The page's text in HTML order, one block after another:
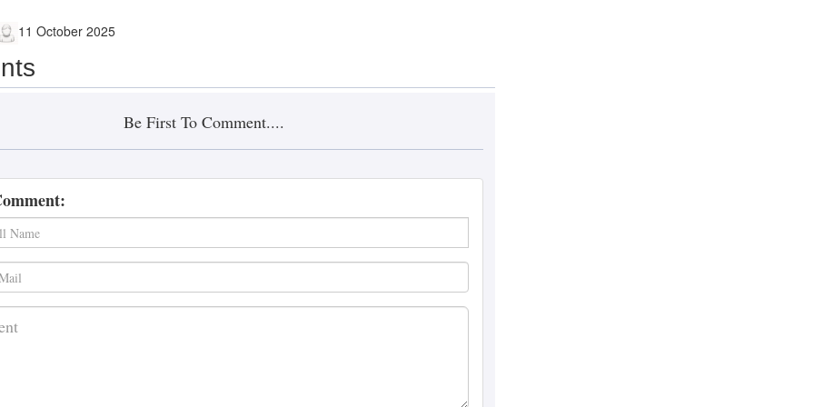
11 October 2025
Be First To Comment....